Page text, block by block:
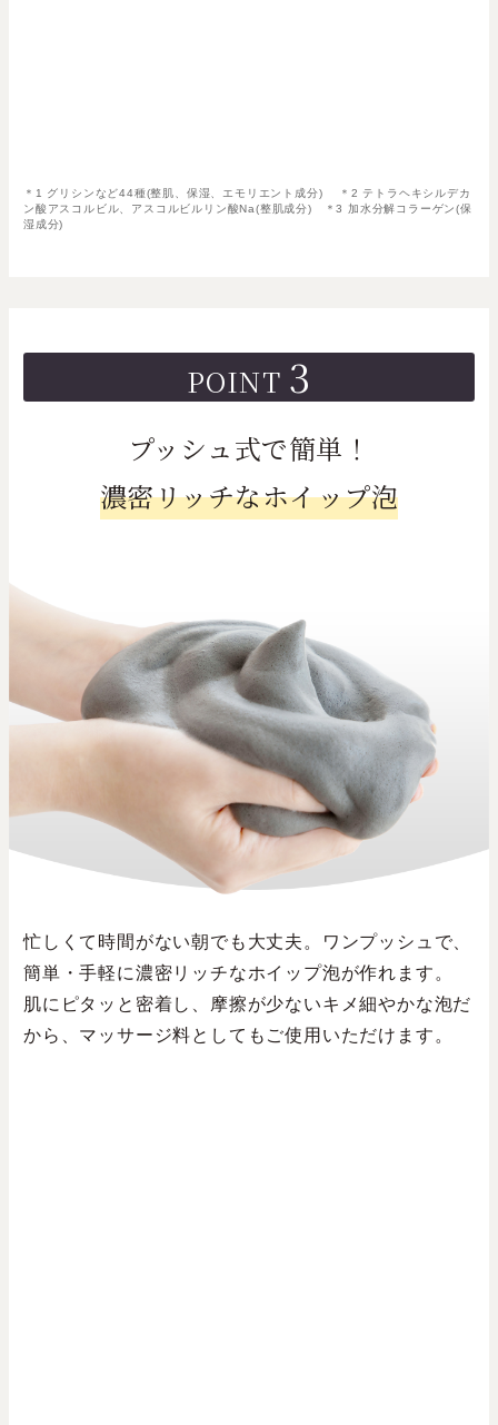
＊1 グリシンなど44種(整肌、保湿、エモリエント成分) ＊2 テトラヘキシルデカ
ン酸アスコルビル、アスコルビルリン酸Na(整肌成分) ＊3 加水分解コラーゲン(保
湿成分)
POINT 3
プッシュ式で簡単！
濃密リッチなホイップ泡
忙しくて時間がない朝でも大丈夫。ワンプッシュで、
簡単・手軽に濃密リッチなホイップ泡が作れます。
肌にピタッと密着し、摩擦が少ないキメ細やかな泡だ
から、マッサージ料としてもご使用いただけます。